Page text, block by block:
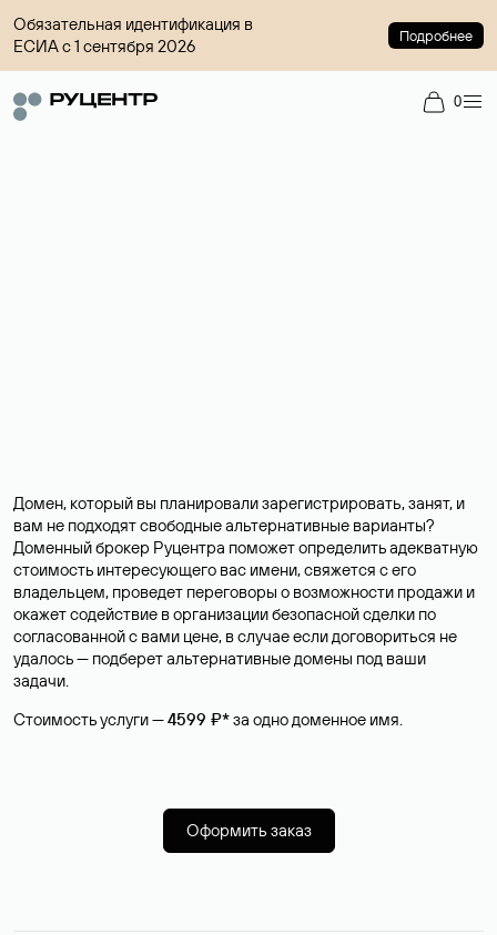
Обязательная идентификация в
ЕСИА с 1 сентября 2026
Подробнее
0
Домен, который вы планировали зарегистрировать, занят, и
вам не подходят свободные альтернативные варианты?
Доменный брокер Руцентра поможет определить адекватную
стоимость интересующего вас имени, свяжется с его
владельцем, проведет переговоры о возможности продажи и
окажет содействие в организации безопасной сделки по
согласованной с вами цене, в случае если договориться не
удалось — подберет альтернативные домены под ваши
задачи.
Стоимость услуги —4599 ₽*за одно доменное имя.
Оформить заказ